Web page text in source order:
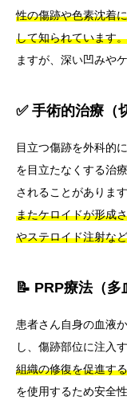
性の傷跡や色素沈着
して知られています。
ますが、深い凹みや
✅ 手術的治療（
目立つ傷跡を外科的
を目立たなくする治
されることがあります
またケロイドが形成
やステロイド注射な
📝 PRP療法（多
患者さん自身の血液
し、傷跡部位に注入
組織の修復を促進す
を使用するため安全